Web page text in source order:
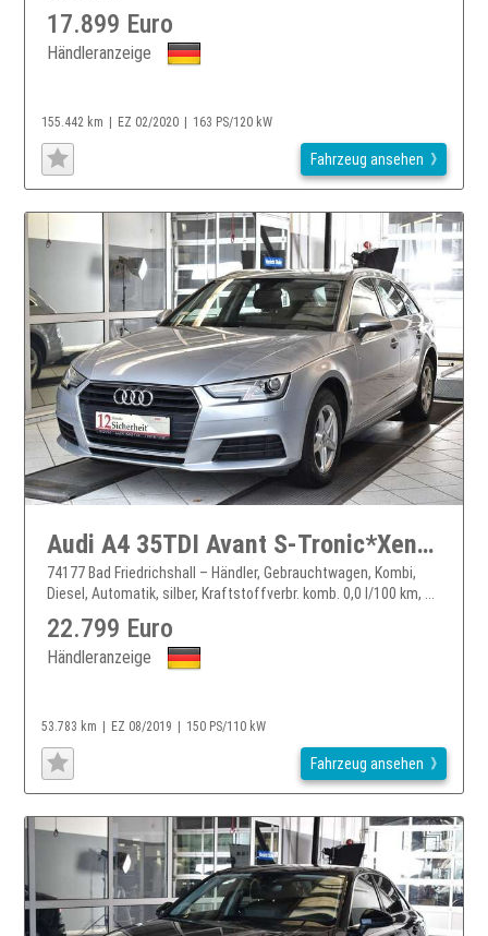
17.899 Euro
Händleranzeige
155.442 km EZ 02/2020 163 PS/120 kW
Fahrzeug ansehen
Audi A4 35TDI Avant S-Tronic*Xenon Plus*SHZ*PDC*Navi
74177 Bad Friedrichshall – Händler, Gebrauchtwagen, Kombi,
Diesel, Automatik, silber, Kraftstoffverbr. komb. 0,0 l/100 km, ...
22.799 Euro
Händleranzeige
53.783 km EZ 08/2019 150 PS/110 kW
Fahrzeug ansehen